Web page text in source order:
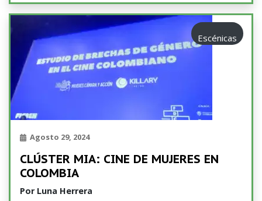
Escénicas
Agosto 29, 2024
CLÚSTER MIA: CINE DE MUJERES EN
COLOMBIA
Por Luna Herrera